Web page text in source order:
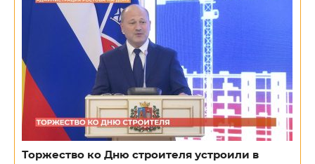
Торжество ко Дню строителя устроили в